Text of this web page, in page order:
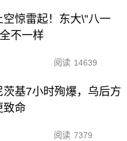
空惊雷起！东大\"八一
不一样
阅读 14639
茨基7小时殉爆，乌后方
致命
阅读 7379